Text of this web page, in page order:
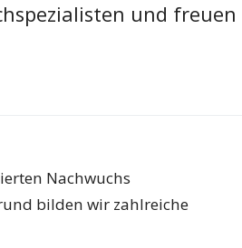
und
Nachwuchs
bilden wir zahlreiche